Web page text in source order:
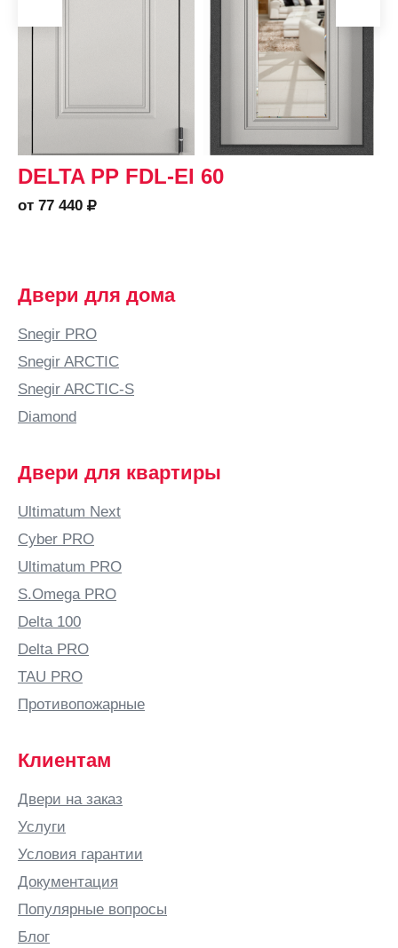
DELTA PP FDL-EI 60
от 77 440
Двери для дома
Snegir PRO
Snegir ARCTIC
Snegir ARCTIC-S
Diamond
Двери для квартиры
Ultimatum Next
Cyber PRO
Ultimatum PRO
S.Omega PRO
Delta 100
Delta PRO
TAU PRO
Противопожарные
Клиентам
Двери на заказ
Услуги
Условия гарантии
Документация
Популярные вопросы
Блог